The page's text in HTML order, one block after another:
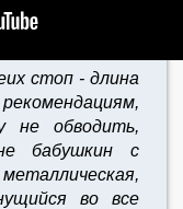
стоп - длина
не обводить,
бабушкин с
металлическая,
во все